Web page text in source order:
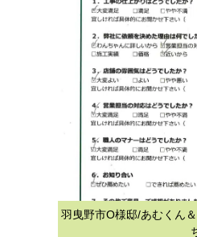
羽曳野市O様邸/あむくん